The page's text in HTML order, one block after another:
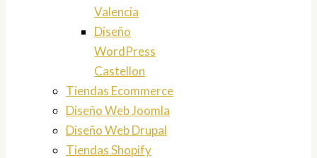
Valencia
Diseño
WordPress
Castellon
Tiendas Ecommerce
Diseño Web Joomla
Diseño Web Drupal
Tiendas Shopify